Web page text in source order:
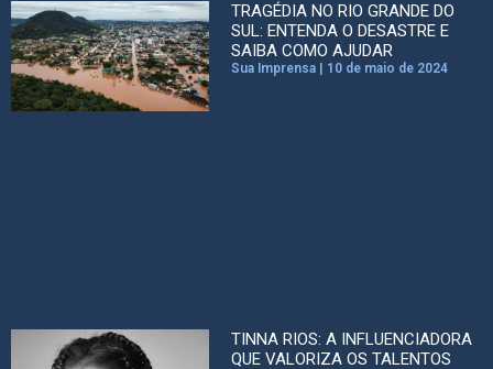
TRAGÉDIA NO RIO GRANDE DO
SUL: ENTENDA O DESASTRE E
SAIBA COMO AJUDAR
Sua Imprensa 10 de maio de 2024
TINNA RIOS: A INFLUENCIADORA
QUE VALORIZA OS TALENTOS